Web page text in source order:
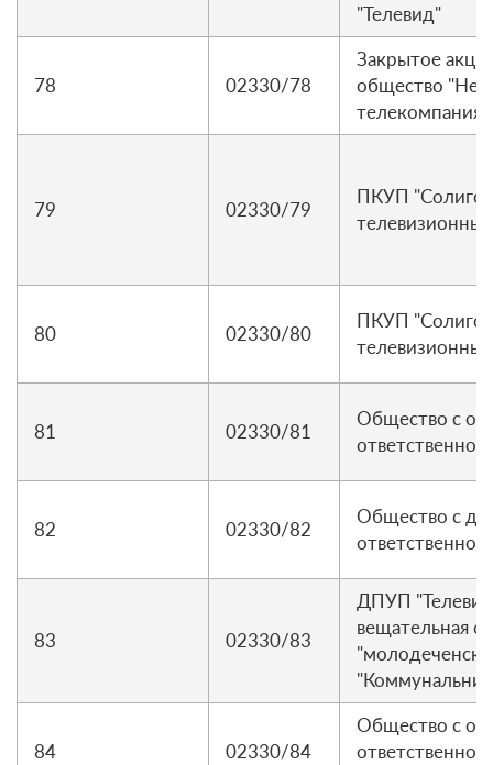
"Телевид"
78 02330/78
Закрытое
общество
телекомпания
79 02330/79
ПКУП
80 02330/80
ПКУП
81 02330/81
Общество с
82 02330/82
Общество с
83 02330/83
ДПУП
вещательная
84 02330/84
Общество с